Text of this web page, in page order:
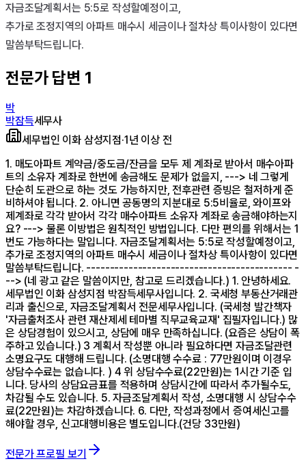
자금조달계획서는 5:5로 작성할예정이고,
추가로 조정지역의 아파트 매수시 세금이나 절차상 특이사항이 있다면
전문가 답변 1
박
박잠득세무사
세무법인 이화 삼성지점·1년 이상 전
1. 매도아파트 계약금/중도금/잔금을 모두 제 계좌로 받아서 매수아파
트의 소유자 계좌로 한번에 송금해도 문제가 없을지, ---> 네 그렇게
단순히 도관으로 하는 것도 가능하지만, 전후관련 증빙은 철저하게 준
비하셔야 됩니다. 2. 아니면 공동명의 지분대로 5:5비율로, 와이프와
제계좌로 각각 받아서 각각 매수아파트 소유자 계좌로 송금해야하는지
요? ---> 물론 이방법은 원칙적인 방법입니다. 다만 편의를 위해서는 1
번도 가능하다는 말입니다. 자금조달계획서는 5:5로 작성할예정이고,
추가로 조정지역의 아파트 매수시 세금이나 절차상 특이사항이 있다면
말씀부탁드립니다. -------------------------------------------- -
--> (네 광고 같은 말씀이지만, 참고로 드리겠습니다.) 1. 안녕하세요.
세무법인 이화 삼성지점 박잠득세무사입니다. 2. 국세청 부동산거래관
리과 출신으로, 자금조달계획서 전문세무사입니다. (국세청 발간책자
'자금출처조사 관련 재산제세 테마별 직무교육교재' 집필자입니다.) 많
은 상담경험이 있으시고, 상담에 매우 만족하십니다. (요즘은 상담이 폭
주하고 있습니다.) 3 계획서 작성뿐 아니라 필요하다면 자금조달관련
소명요구도 대행해 드립니다. (소명대행 수수료 : 77만원이며 이경우
상담수수료는 없습니다. ) 4 위 상담수수료(22만원)는 1시간 기준 입
니다. 당사의 상담요금표를 적용하며 상담시간에 따라서 추가될수도,
차감될 수도 있습니다. 5. 자금조달계획서 작성, 소명대행 시 상담수수
료(22만원)는 차감하겠습니다. 6. 다만, 작성과정에서 증여세신고를
해야할 경우, 신고대행비용은 별도입니다.(건당 33만원)
전문가 프로필 보기